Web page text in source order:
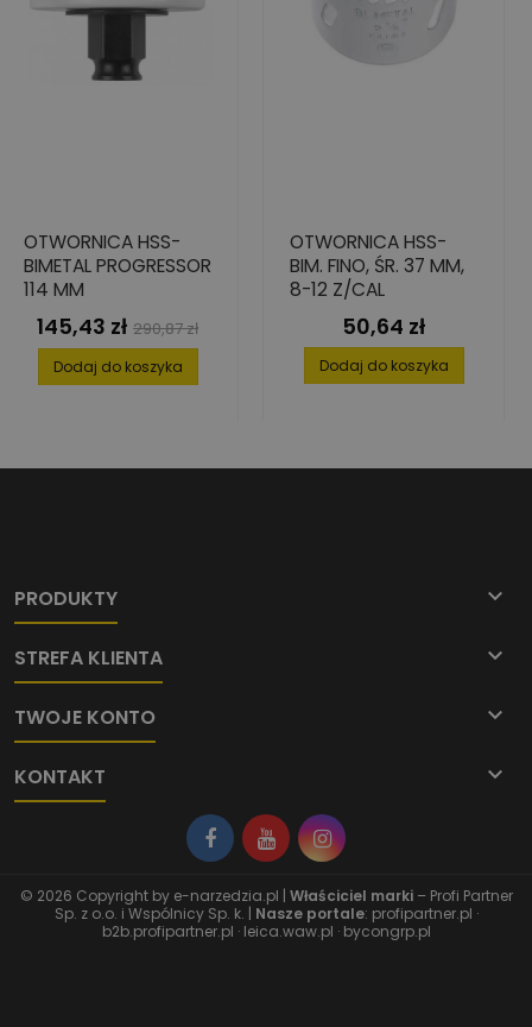
OTWORNICA HSS-
BIMETAL PROGRESSOR
114 MM
Cena
145,43 zł Cena
podstawowa
290,87 zł
Dodaj do koszyka
OTWORNICA HSS-
BIM. FINO, ŚR. 37 MM,
8-12 Z/CAL
Cena
50,64 zł
Dodaj do koszyka
PRODUKTY 
STREFA KLIENTA 
TWOJE KONTO 
KONTAKT 
© 2026 Copyright by e-narzedzia.pl | Właściciel marki– Profi Partner
Sp. z o.o. i Wspólnicy Sp. k. | Nasze portale: profipartner.pl ·
b2b.profipartner.pl · leica.waw.pl · bycongrp.pl